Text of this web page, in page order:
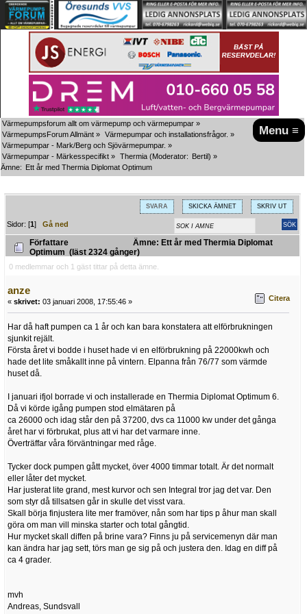
Menu ≡
Värmepumpsforum allt om värmepump och värmepumpar »
VärmepumpsForum Allmänt » Värmepumpar och installationsfrågor. »
Värmepumpar - Mark/Berg och Sjövärmepumpar. »
Värmepumpar - Märkesspecifikt » Thermia (Moderator: Bertil) »
Ämne: Ett år med Thermia Diplomat Optimum
SVARA SKICKA ÄMNET SKRIV UT
Sidor: [1]Gå ned
Författare
Ämne: Ett år med Thermia Diplomat
Optimum (läst 2324 gånger)
0 medlemmar och 1 gäst tittar på detta ämne.
anze
« skrivet: 03 januari 2008, 17:55:46 » Citera
Har då haft pumpen ca 1 år och kan bara konstatera att elförbrukningen
sjunkit rejält.
Första året vi bodde i huset hade vi en elförbrukning på 22000kwh och
hade det lite småkallt inne på vintern. Elpanna från 76/77 som värmde
huset då.
I januari ifjol borrade vi och installerade en Thermia Diplomat Optimum 6.
Då vi körde igång pumpen stod elmätaren på
ca 26000 och idag står den på 37200, dvs ca 11000 kw under det gånga
året har vi förbrukat, plus att vi har det varmare inne.
Överträffar våra förväntningar med råge.
Tycker dock pumpen gått mycket, över 4000 timmar totalt. Är det normalt
eller låter det mycket.
Har justerat lite grand, mest kurvor och sen Integral tror jag det var. Den
som styr då tillsatsen går in skulle det visst vara.
Skall börja finjustera lite mer framöver, nån som har tips p åhur man skall
göra om man vill minska starter och total gångtid.
Hur mycket skall diffen på brine vara? Finns ju på servicemenyn där man
kan ändra har jag sett, törs man ge sig på och justera den. Idag en diff på
ca 4 grader.
mvh
Andreas, Sundsvall